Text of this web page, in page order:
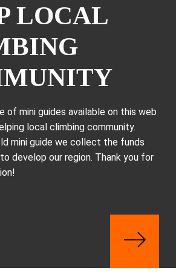
LOCAL
of mini guides available on this web
local climbing community.
mini guide we collect the funds
develop our region. Thank you for